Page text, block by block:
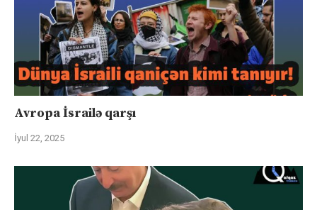
Avropa İsrailə qarşı
İyul 22, 2025